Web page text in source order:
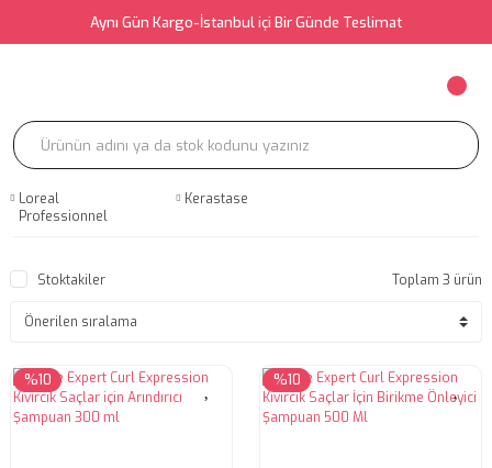
Aynı Gün Kargo-İstanbul içi Bir Günde Teslimat
Loreal
Professionnel
Kerastase
Stoktakiler Toplam 3 ürün
%10 %10